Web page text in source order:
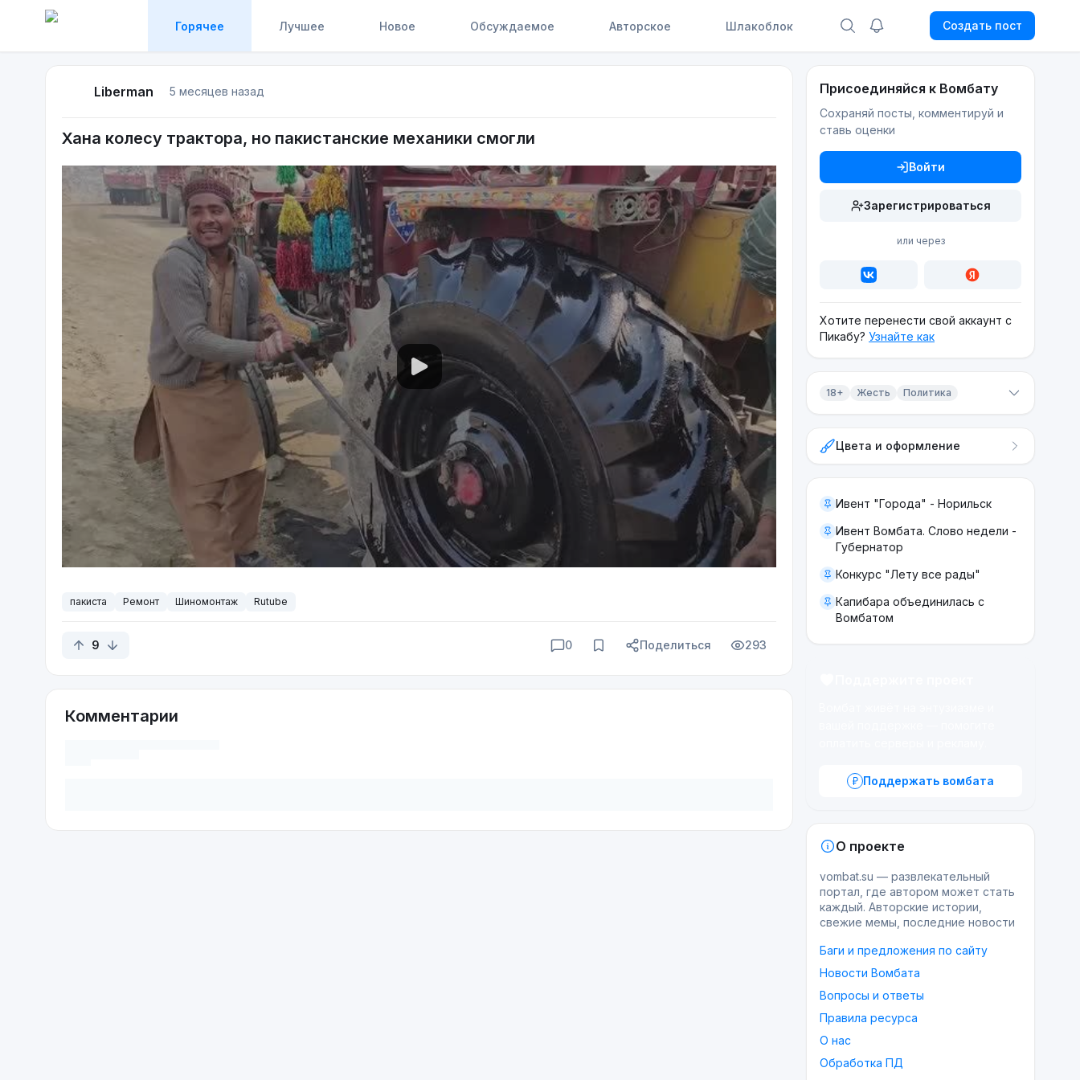
Горячее Лучшее Новое Обсуждаемое Авторское Шлакоблок Создать пост
Liberman 5 месяцев назад
Хана колесу трактора, но пакистанские механики смогли
пакиста Ремонт Шиномонтаж Rutube
9 0 Поделиться 293
Комментарии
Присоединяйся к Вомбату
Сохраняй посты, комментируй и
ставь оценки
Войти
Зарегистрироваться
или через
Хотите перенести свой аккаунт с
Пикабу? Узнайте как
18+ Жесть Политика
ЖестьЦвета и оформление
Ивент "Города" - Норильск
Ивент Вомбата. Слово недели -
Губернатор
Конкурс "Лету все рады"
Капибара объединилась с
Вомбатом
Поддержать вомбата
О проекте
vombat.su — развлекательный
портал, где автором может стать
каждый. Авторские истории,
свежие мемы, последние новости
Баги и предложения по сайту
Новости Вомбата
Вопросы и ответы
Правила ресурса
О нас
Обработка ПД